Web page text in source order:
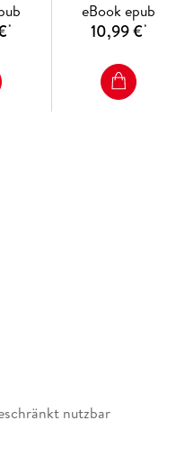
*
eBook epub
10,99 €*
nutzbar